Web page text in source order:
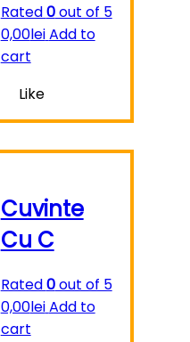
Rated0out of 5
0,00leiAdd to
cart
Like
Cuvinte
Cu C
Rated0out of 5
0,00leiAdd to
cart